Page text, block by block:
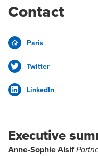
Contact
Paris
Twitter
LinkedIn
Executive
Anne-Sophie Alsif